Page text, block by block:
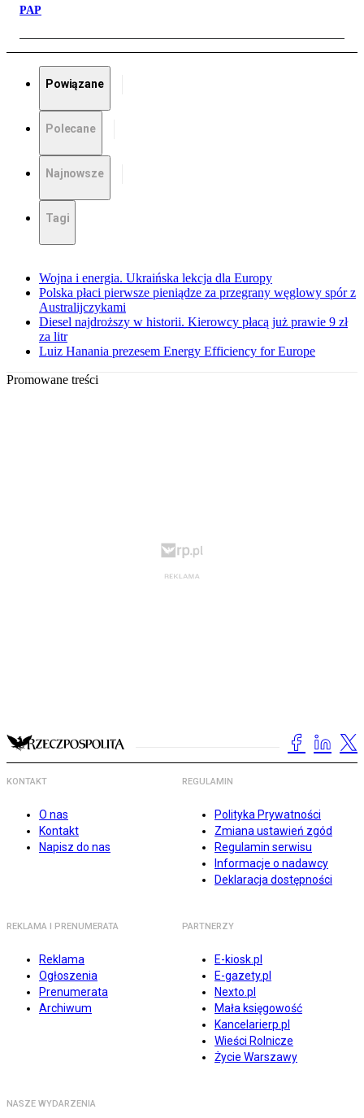
PAP
Powiązane
Polecane
Najnowsze
Tagi
Wojna i energia. Ukraińska lekcja dla Europy
Polska płaci pierwsze pieniądze za przegrany węglowy spór z
Australijczykami
Diesel najdroższy w historii. Kierowcy płacą już prawie 9 zł
za litr
Luiz Hanania prezesem Energy Efficiency for Europe
Promowane treści
KONTAKT
O nas
Kontakt
Napisz do nas
REGULAMIN
Polityka Prywatności
Zmiana ustawień zgód
Regulamin serwisu
Informacje o nadawcy
Deklaracja dostępności
REKLAMA I PRENUMERATA
Reklama
Ogłoszenia
Prenumerata
Archiwum
PARTNERZY
E-kiosk.pl
E-gazety.pl
Nexto.pl
Mała księgowość
Kancelarierp.pl
Wieści Rolnicze
Życie Warszawy
NASZE WYDARZENIA